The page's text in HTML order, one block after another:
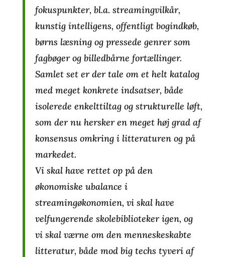
fokuspunkter, bl.a. streamingvilkår,
kunstig intelligens, offentligt bogindkøb,
børns læsning og pressede genrer som
fagbøger og billedbårne fortællinger.
Samlet set er der tale om et helt katalog
med meget konkrete indsatser, både
isolerede enkelttiltag og strukturelle løft,
som der nu hersker en meget høj grad af
konsensus omkring i litteraturen og på
markedet.
Vi skal have rettet op på den
økonomiske ubalance i
streamingøkonomien, vi skal have
velfungerende skolebiblioteker igen, og
vi skal værne om den menneskeskabte
litteratur, både mod big techs tyveri af